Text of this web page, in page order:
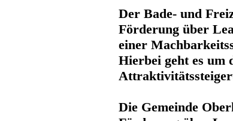
Der Bade- und
Förderung über
einer
Hierbei geht es um
Die Gemeinde